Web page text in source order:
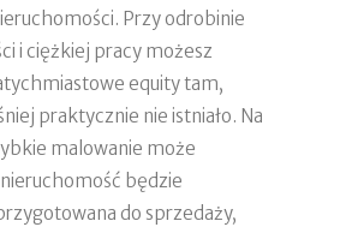
Przy odrobinie
i ciężkiej pracy możesz
equity tam,
praktycznie nie istniało. Na
malowanie może
będzie
do sprzedaży,